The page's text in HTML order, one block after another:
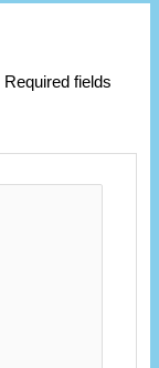
Required fields